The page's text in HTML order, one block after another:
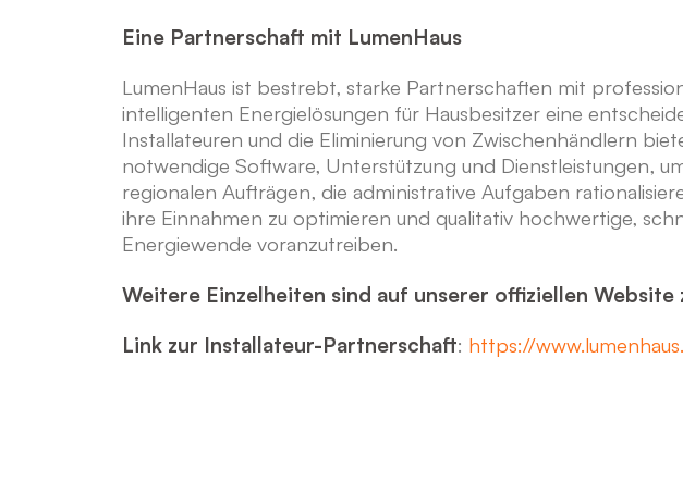
Eine Partnerschaft mit LumenHaus
LumenHaus ist bestrebt, starke Partnerschaften mit
intelligenten Energielösungen für Hausbesitzer eine
Installateuren und die Eliminierung von Zwischenhändlern
notwendige Software, Unterstützung und Dienstleistungen,
regionalen Aufträgen, die administrative Aufgaben
ihre Einnahmen zu optimieren und qualitativ hochwertige,
Energiewende voranzutreiben.
Weitere Einzelheiten sind auf unserer offiziellen Website
Link zur Installateur-Partnerschaft: https://